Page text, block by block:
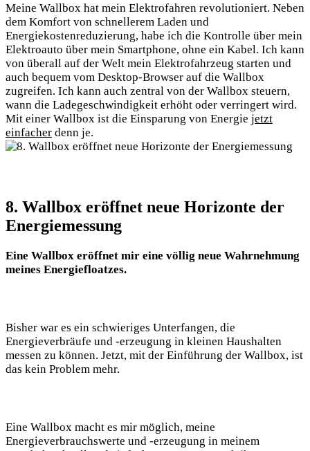
Meine Wallbox hat mein Elektrofahren revolutioniert. Neben
dem Komfort von schnellerem Laden und
Energiekostenreduzierung, habe ich die Kontrolle über mein
Elektroauto über mein Smartphone, ohne ein Kabel. Ich kann
von überall auf der Welt mein Elektrofahrzeug starten und
auch bequem vom Desktop-Browser auf die Wallbox
zugreifen. Ich kann auch zentral von der Wallbox steuern,
wann die Ladegeschwindigkeit erhöht oder verringert wird.
Mit einer Wallbox ist die Einsparung von Energie jetzt
einfacher denn je.
8. Wallbox eröffnet neue Horizonte der
Energiemessung
Eine Wallbox eröffnet mir eine völlig neue Wahrnehmung
meines Energiefloatzes.
Bisher war es ein schwieriges Unterfangen, die
Energieverbräufe und -erzeugung in kleinen Haushalten
messen zu können. Jetzt, mit der Einführung der Wallbox, ist
das kein Problem mehr.
Eine Wallbox macht es mir möglich, meine
Energieverbrauchswerte und -erzeugung in meinem